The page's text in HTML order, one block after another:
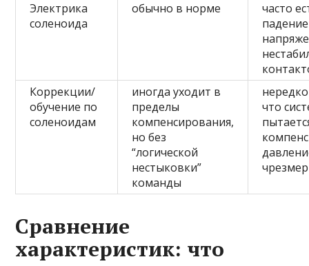
Электрика
соленоида
обычно в норме
часто
падение
Коррекции/
обучение по
соленоидам
иногда уходит в
пределы
компенсирования,
но без
“логической
нестыковки”
команды
что
Сравнение
характеристик: что